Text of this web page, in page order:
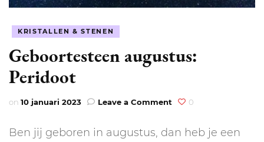
KRISTALLEN & STENEN
Geboortesteen augustus:
Peridoot
on 10 januari 2023 Leave a Comment on
Peridoot
0
Ben jij geboren in augustus, dan heb je een